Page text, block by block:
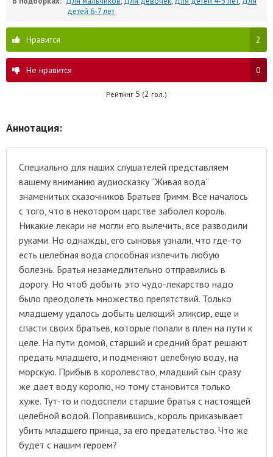
детей 6-7 лет
Нравится 2
Не нравится 0
Рейтинг 5 (2 гол.)
Аннотация:
Специально для наших слушателей представляем
вашему вниманию аудиосказку “Живая вода”
знаменитых сказочников Братьев Гримм. Все началось
с того, что в некотором царстве заболел король.
Никакие лекари не могли его вылечить, все разводили
руками. Но однажды, его сыновья узнали, что где-то
есть целебная вода способная излечить любую
болезнь. Братья незамедлительно отправились в
дорогу. Но чтоб добыть это чудо-лекарство надо
было преодолеть множество препятствий. Только
младшему удалось добыть целющий эликсир, еще и
спасти своих братьев, которые попали в плен на пути к
целе. На пути домой, старший и средний брат решают
предать младшего, и подменяют целебную воду, на
морскую. Прибыв в королевство, младший сын сразу
же дает воду королю, но тому становится только
хуже. Тут-то и подоспели старшие братья с настоящей
целебной водой. Поправившись, король приказывает
убить младшего принца, за его предательство. Что же
будет с нашим героем?